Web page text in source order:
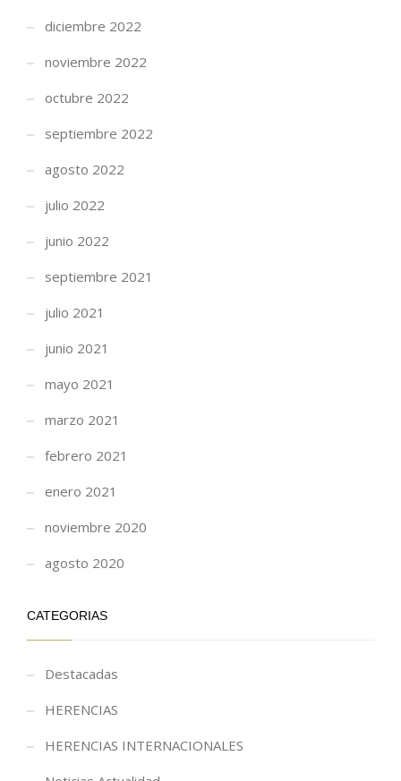
diciembre 2022
noviembre 2022
octubre 2022
septiembre 2022
agosto 2022
julio 2022
junio 2022
septiembre 2021
julio 2021
junio 2021
mayo 2021
marzo 2021
febrero 2021
enero 2021
noviembre 2020
agosto 2020
CATEGORIAS
Destacadas
HERENCIAS
HERENCIAS INTERNACIONALES